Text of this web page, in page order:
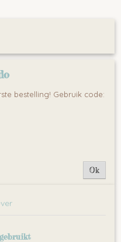
Kinderzitje
– Isofix - 0
jaar.
bestelling! Gebruik code:
Ok